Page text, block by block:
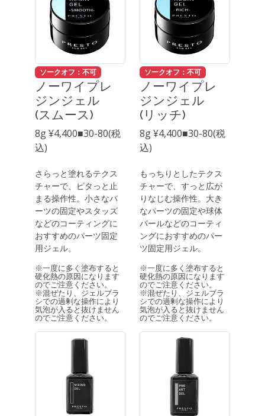
ソークオフ：不可
ノーワイプレ
ジンジェル
(スムース)
8g ¥4,400■30-80(税
込)
さらっと塗れるテクス
チャーで、ピタっと止
まる操作性。小さなパ
ーツの固定やスタッズ
などのコーティングに
おすすめのパーツ固定
用ジェル。
※一度に多く塗布すると
硬化熱の原因になります
のでご注意ください。
※混ぜたり、ジェルブラ
シでの過剰な操作により
気泡が入ると抜けません
のでご注意ください。
ソークオフ：不可
ノーワイプレ
ジンジェル
(リッチ)
8g ¥4,400■30-80(税
込)
もっちりとしたテクス
チャーで、すっと広が
りなじむ操作性。大き
なパーツの固定や球体
パールなどのコーティ
ングにおすすめのパー
ツ固定用ジェル。
※一度に多く塗布すると
硬化熱の原因になります
のでご注意ください。
※混ぜたり、ジェルブラ
シでの過剰な操作により
気泡が入ると抜けません
のでご注意ください。